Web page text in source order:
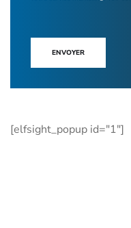
ENVOYER
[elfsight_popup id="1"]